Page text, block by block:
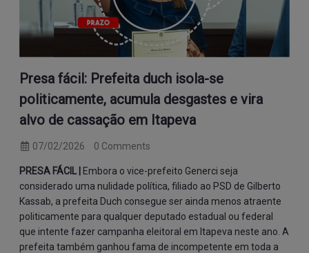
Presa fácil: Prefeita duch isola-se
politicamente, acumula desgastes e vira
alvo de cassação em Itapeva
07/02/2026 0 Comments
PRESA FÁCIL | Embora o vice-prefeito Generci seja
considerado uma nulidade política, filiado ao PSD de Gilberto
Kassab, a prefeita Duch consegue ser ainda menos atraente
politicamente para qualquer deputado estadual ou federal
que intente fazer campanha eleitoral em Itapeva neste ano. A
prefeita também ganhou fama de incompetente em toda a